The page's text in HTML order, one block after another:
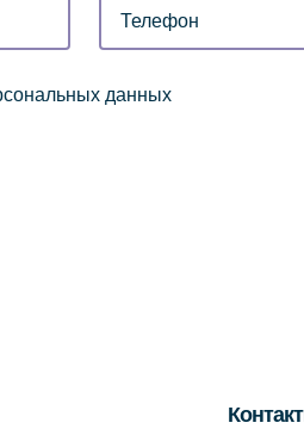
данных